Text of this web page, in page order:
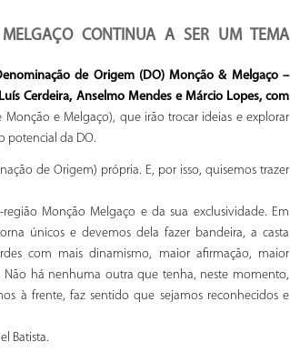
CONTINUA A SER UM TEMA
de Origem (DO) Monção & Melgaço –
Cerdeira, Anselmo Mendes e Márcio Lopes, com
Monção e Melgaço), que irão trocar ideias e explorar
potencial da DO.
de Origem) própria. E, por isso, quisemos trazer
Monção Melgaço e da sua exclusividade. Em
únicos e devemos dela fazer bandeira, a casta
com mais dinamismo, maior afirmação, maior
há nenhuma outra que tenha, neste momento,
à frente, faz sentido que sejamos reconhecidos e
Batista.